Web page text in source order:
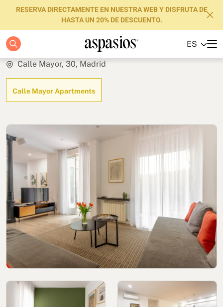
RESERVA DIRECTAMENTE EN NUESTRA WEB Y DISFRUTA DE
HASTA UN 20% DE DESCUENTO.
ES
Apartamentos
Boutique Hotels
Luxury Brand
Sobre nosotros
Inversores
Contacto
Elegant
Calle Mayor, 30, Madrid
Calle Mayor Apartments